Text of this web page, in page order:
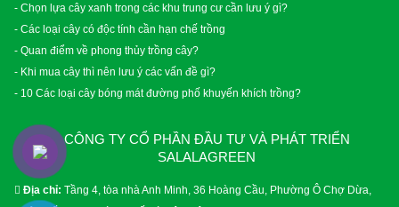
- Chọn lựa cây xanh trong các khu trung cư cần lưu ý gì?
- Các loại cây có độc tính cần hạn chế trồng
- Quan điểm về phong thủy trồng cây?
- Khi mua cây thì nên lưu ý các vấn đề gì?
- 10 Các loại cây bóng mát đường phố khuyến khích trồng?
CÔNG TY CỔ PHẦN ĐẦU TƯ VÀ PHÁT TRIỂN
SALALAGREEN
Địa chỉ: Tầng 4, tòa nhà Anh Minh, 36 Hoàng Cầu, Phường Ô Chợ Dừa,